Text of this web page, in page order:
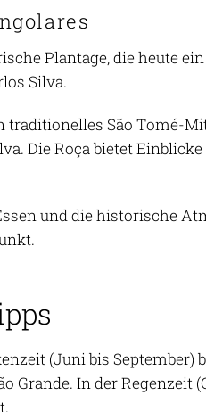
Plantage, die heute
Silva.
traditionelles São Tomé-
Die Roça bietet
und die historische
(Juni bis September)
Grande. In der